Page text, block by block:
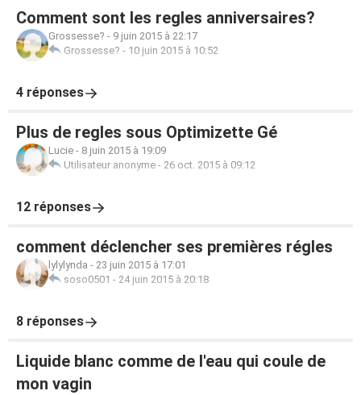
Comment sont les regles anniversaires?
Grossesse? - 9 juin 2015 à 22:17
Grossesse? - 10 juin 2015 à 10:52
4 réponses
Plus de regles sous Optimizette Gé
Lucie - 8 juin 2015 à 19:09
Utilisateur anonyme - 26 oct. 2015 à 09:12
12 réponses
comment déclencher ses premières régles
lylylynda - 23 juin 2015 à 17:01
soso0501 - 24 juin 2015 à 20:18
8 réponses
Liquide blanc comme de l'eau qui coule de
mon vagin